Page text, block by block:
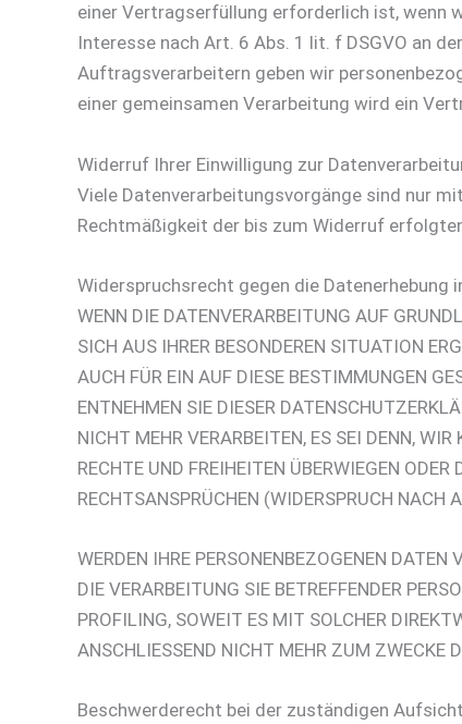
einer Vertragserfüllung erforderlich ist, wenn
Interesse nach Art. 6 Abs. 1 lit. f DSGVO an
Auftragsverarbeitern geben wir
einer gemeinsamen Verarbeitung wird ein
Widerruf Ihrer Einwilligung zur
Viele Datenverarbeitungsvorgänge sind nur
Rechtmäßigkeit der bis zum Widerruf
Widerspruchsrecht gegen die Datenerhebung
WENN DIE DATENVERARBEITUNG AUF
SICH AUS IHRER BESONDEREN SITUATION
AUCH FÜR EIN AUF DIESE BESTIMMUNGEN
ENTNEHMEN SIE DIESER
NICHT MEHR VERARBEITEN, ES SEI DENN,
RECHTE UND FREIHEITEN ÜBERWIEGEN
RECHTSANSPRÜCHEN (WIDERSPRUCH NACH
WERDEN IHRE PERSONENBEZOGENEN
DIE VERARBEITUNG SIE BETREFFENDER
PROFILING, SOWEIT ES MIT SOLCHER
ANSCHLIESSEND NICHT MEHR ZUM ZWECKE
Beschwerde­recht bei der zuständigen